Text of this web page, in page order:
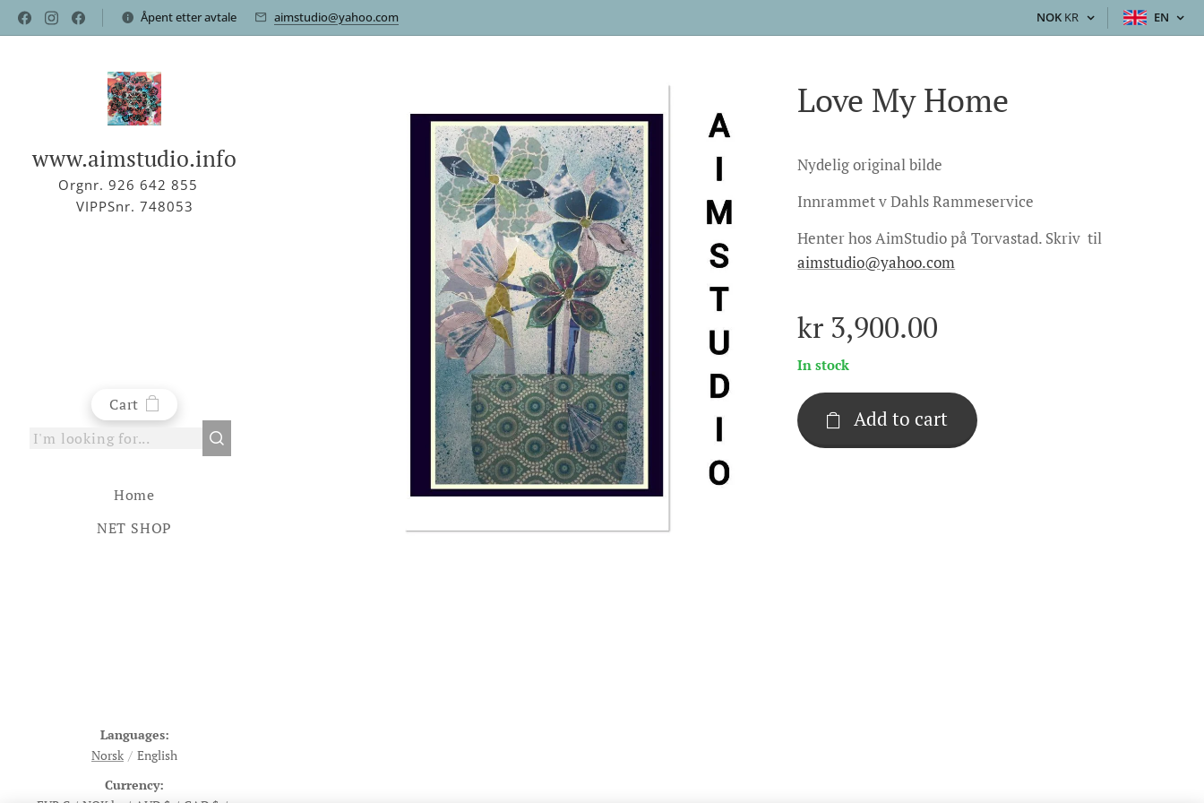
Åpent etter avtale aimstudio@yahoo.com NOK KR EN
www.aimstudio.info
Orgnr. 926 642 855
VIPPSnr. 748053
Cart
Home
NET SHOP
Love My Home
Nydelig original bilde
Innrammet v Dahls Rammeservice
Henter hos AimStudio på Torvastad. Skriv til
aimstudio@yahoo.com
kr 3,900.00
In stock
Add to cart
Languages
Norsk
English
Currency